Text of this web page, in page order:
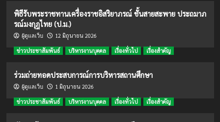
พิธีรับพระราชทานเครื่องราชอิสริยาภรณ์ ชั้นสายสะพาย ประถมาภ
รณ์มงกุฎไทย (ป.ม.)
ผู้ดูแลเว็บ 12 มิถุนายน 2026
ข่าวประชาสัมพันธ์ บริหารงานบุคคล เรื่องทั่วไป เรื่องสำคัญ
ร่วมถ่ายทอดประสบการณ์การบริหารสถานศึกษา
ผู้ดูแลเว็บ 1 มิถุนายน 2026
ข่าวประชาสัมพันธ์ บริหารงานบุคคล เรื่องทั่วไป เรื่องสำคัญ